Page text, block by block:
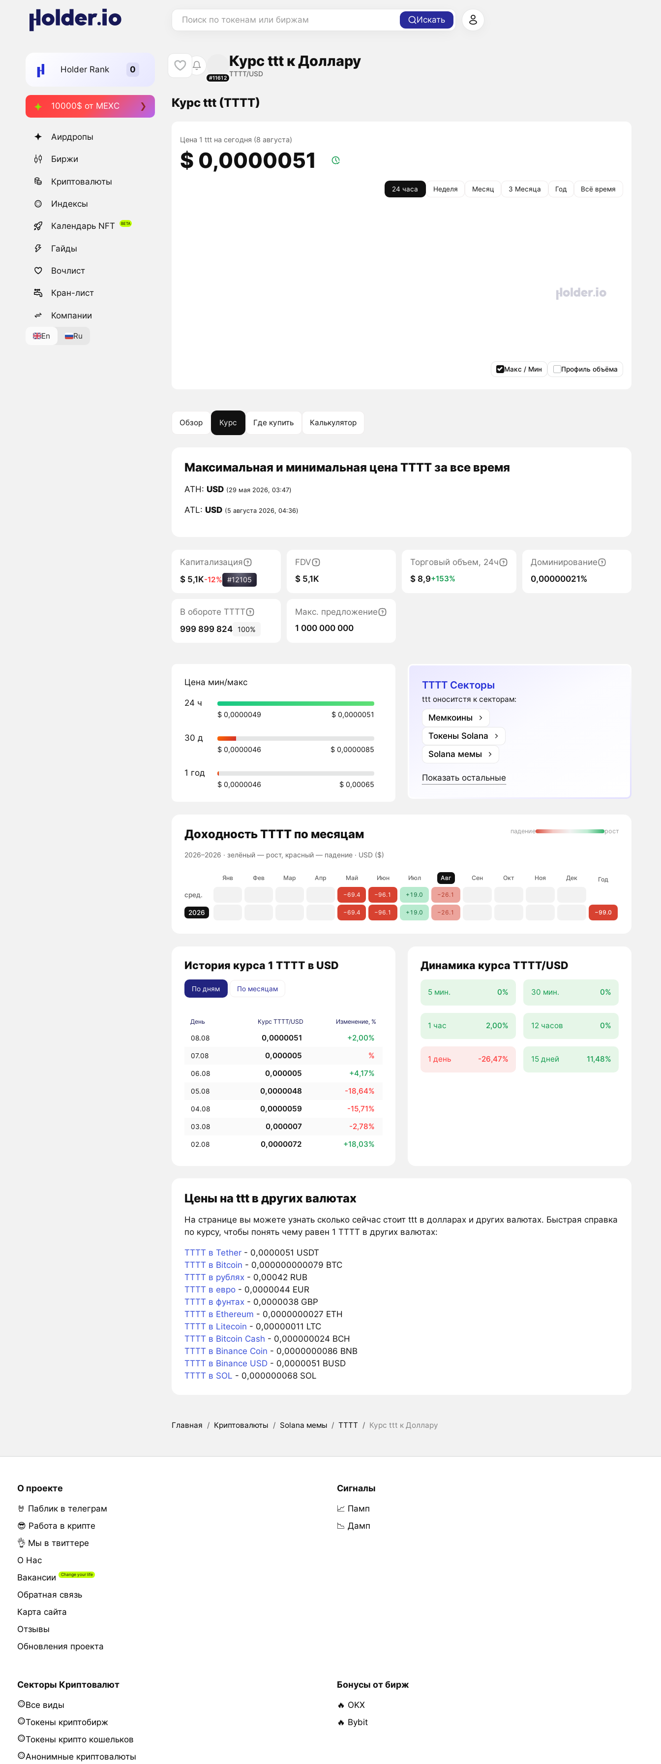
Поиск по токенам или биржам Искать
Holder Rank
10000$ от MEXC
Аирдропы
Биржи
Криптовалюты
Индексы
Календарь NFT
Гайды
Вочлист
Кран-лист
Компании
En Ru
#11612
Курс ttt к Доллару
TTTT/USD
Курс ttt (TTTT)
Цена 1 ttt на сегодня (8 августа)
$ 0,0000051
24 часа Неделя Месяц 3 Месяца Год Всё время
Макс / Мин Профиль объёма
Обзор Курс Где купить Калькулятор
Максимальная и минимальная цена TTTT за все время
ATH: USD (29 мая 2026, 03:47)
ATL: USD (5 августа 2026, 04:36)
Капитализация
$ 5,1K-12% #12105
FDV
$ 5,1K
Торговый объем, 24ч
$ 8,9+153%
Доминирование
0,00000021%
В обороте TTTT
999 899 824
100%
Макс. предложение
1 000 000 000
Цена мин/макс
24 ч
$ 0,0000049 $ 0,0000051
30 д
$ 0,0000046 $ 0,0000085
1 год
$ 0,0000046 $ 0,00065
TTTT Секторы
ttt оноситстя к секторам:
Мемкоины
Токены Solana
Solana мемы
Показать остальные
ДоходностьTTTT по месяцам
2026–2026 · зелёный — рост, красный — падение· USD ($)
падение рост
Янв Фев Мар Апр Май Июн Июл Авг Сен Окт Ноя Дек Год
сред. −69.4 −96.1 +19.0 −26.1
2026 −69.4 −96.1 +19.0 −26.1 −99.0
История курса 1 TTTT в USD
По дням По месяцам
День Курс TTTT/USD Изменение, %
08.08 0,0000051 +2,00%
07.08 0,000005 %
06.08 0,000005 +4,17%
05.08 0,0000048 -18,64%
04.08 0,0000059 -15,71%
03.08 0,000007 -2,78%
02.08 0,0000072 +18,03%
Динамика курса TTTT/USD
5 мин. 0% 30 мин. 0%
1 час 2,00% 12 часов 0%
1 день -26,47% 15 дней 11,48%
Цены на ttt в других валютах
На странице вы можете узнать сколько сейчас стоит ttt в долларах и других валютах. Быстрая справка
по курсу, чтобы понять чему равен 1 TTTT в других валютах:
TTTT в Tether- 0,0000051 USDT
TTTT в Bitcoin - 0,000000000079 BTC
TTTT в рублях- 0,00042 RUB
TTTT в евро- 0,0000044 EUR
TTTT в фунтах- 0,0000038 GBP
TTTT в Ethereum - 0,0000000027 ETH
TTTT в Litecoin - 0,00000011 LTC
TTTT в Bitcoin Cash - 0,000000024 BCH
TTTT в Binance Coin - 0,0000000086 BNB
TTTT в Binance USD- 0,0000051 BUSD
TTTT в SOL - 0,000000068 SOL
Главная / Криптовалюты / Solana мемы / TTTT / Курс ttt к Доллару
О проекте
🤘 Паблик в телеграм
😎 Работа в крипте
👌 Мы в твиттере
О Нас
Вакансии
Обратная связь
Карта сайта
Отзывы
Обновления проекта
Сигналы
📈 Памп
📉 Дамп
Секторы Криптовалют
Все виды
Токены криптобирж
Токены крипто кошельков
Анонимные криптовалюты
Бонусы от бирж
🔥 OKX
🔥 Bybit